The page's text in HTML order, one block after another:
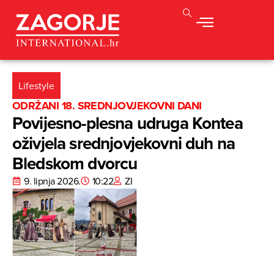
Lifestyle
ODRŽANI 18. SREDNJOVJEKOVNI DANI
Povijesno-plesna udruga Kontea
oživjela srednjovjekovni duh na
Bledskom dvorcu
9. lipnja 2026. 10:22 ZI